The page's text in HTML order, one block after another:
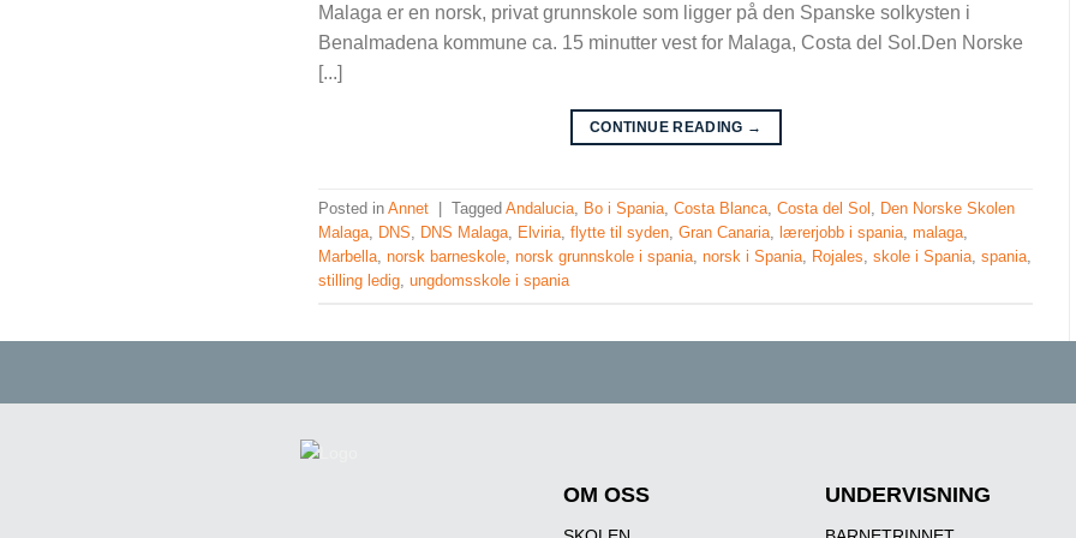
Malaga er en norsk, privat grunnskole som ligger på den Spanske solkysten i
Benalmadena kommune ca. 15 minutter vest for Malaga, Costa del Sol.Den Norske
[...]
CONTINUE READING →
Posted inAnnet TaggedAndalucia, Bo i Spania,Costa Blanca,Costa del Sol , Den Norske Skolen
Malaga, DNS, DNS Malaga, Elviria,flytte til syden,Gran Canaria, lærerjobb i spania,malaga,
Marbella,norsk barneskole,norsk grunnskole i spania,norsk i Spania, Rojales,skole i Spania,spania,
stilling ledig,ungdomsskole i spania
OM OSS UNDERVISNING